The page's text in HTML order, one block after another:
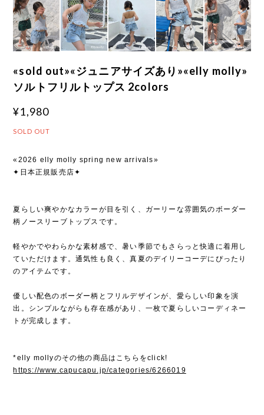
«sold out»«ジュニアサイズあり»«elly molly»
ソルトフリルトップス 2colors
¥1,980
SOLD OUT
«2026 elly molly spring new arrivals»
✦日本正規販売店✦
夏らしい爽やかなカラーが目を引く、ガーリーな雰囲気のボーダー
柄ノースリーブトップスです。
軽やかでやわらかな素材感で、暑い季節でもさらっと快適に着用し
ていただけます。通気性も良く、真夏のデイリーコーデにぴったり
のアイテムです。
優しい配色のボーダー柄とフリルデザインが、愛らしい印象を演
出。シンプルながらも存在感があり、一枚で夏らしいコーディネー
トが完成します。
*elly mollyのその他の商品はこちらをclick!
https://www.capucapu.jp/categories/6266019